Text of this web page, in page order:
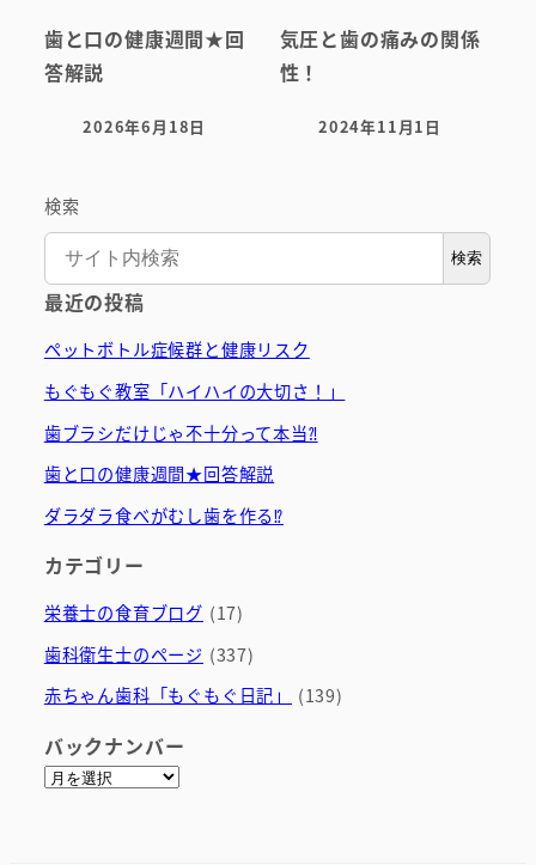
歯と口の健康週間★回
答解説
投稿日
2026年6月18日
気圧と歯の痛みの関係
性！
投稿日
2024年11月1日
検索
検索
最近の投稿
ペットボトル症候群と健康リスク
もぐもぐ教室「ハイハイの大切さ！」
歯ブラシだけじゃ不十分って本当⁈
歯と口の健康週間★回答解説
ダラダラ食べがむし歯を作る⁉
カテゴリー
栄養士の食育ブログ (17)
歯科衛生士のページ (337)
赤ちゃん歯科「もぐもぐ日記」
(139)
バックナンバー
ア